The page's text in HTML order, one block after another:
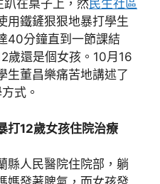
趴在桌子上，然民生社區
用鐵鏟狠狠地暴打學生
40分鐘直到一節課結
歲還是個女孩。10月16
生董昌樂痛苦地講述了
式。
打12歲女孩住院治療
縣人民醫院住院部，躺